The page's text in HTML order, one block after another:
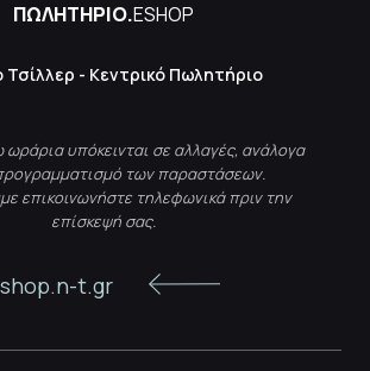
ΠΩΛΗΤΗΡΙΟ.ESHOP
Τσίλλερ - Κεντρικό Πωλητήριο
υπόκεινται σε αλλαγές, ανάλογα
των παραστάσεων.
επικοινωνήστε τηλεφωνικά πριν την
επίσκεψή σας.
t.gr